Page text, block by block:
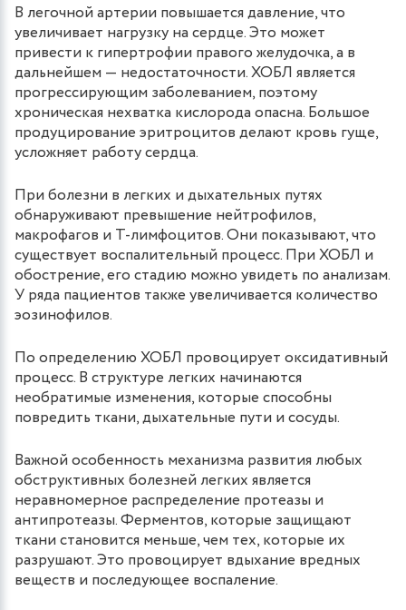
В легочной артерии повышается давление, что
увеличивает нагрузку на сердце. Это может
привести к гипертрофии правого желудочка, а в
дальнейшем — недостаточности. ХОБЛ является
прогрессирующим заболеванием, поэтому
хроническая нехватка кислорода опасна. Большое
продуцирование эритроцитов делают кровь гуще,
усложняет работу сердца.
При болезни в легких и дыхательных путях
обнаруживают превышение нейтрофилов,
макрофагов и Т-лимфоцитов. Они показывают, что
существует воспалительный процесс. При ХОБЛ и
обострение, его стадию можно увидеть по анализам.
У ряда пациентов также увеличивается количество
эозинофилов.
По определению ХОБЛ провоцирует оксидативный
процесс. В структуре легких начинаются
необратимые изменения, которые способны
повредить ткани, дыхательные пути и сосуды.
Важной особенность механизма развития любых
обструктивных болезней легких является
неравномерное распределение протеазы и
антипротеазы. Ферментов, которые защищают
ткани становится меньше, чем тех, которые их
разрушают. Это провоцирует вдыхание вредных
веществ и последующее воспаление.